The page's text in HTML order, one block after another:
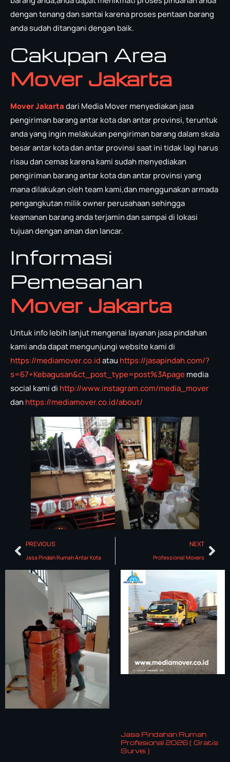
dengan tenang dan santai karena proses pentaan barang
anda sudah ditangani dengan baik.
Cakupan Area
Mover Jakarta
Mover Jakartadari Media Mover menyediakan jasa
pengiriman barang antar kota dan antar provinsi, teruntuk
anda yang ingin melakukan pengiriman barang dalam skala
besar antar kota dan antar provinsi saat ini tidak lagi harus
risau dan cemas karena kami sudah menyediakan
pengiriman barang antar kota dan antar provinsi yang
mana dilakukan oleh team kami,dan menggunakan armada
pengangkutan milik owner perusahaan sehingga
keamanan barang anda terjamin dan sampai di lokasi
tujuan dengan aman dan lancar.
Informasi
Pemesanan
Mover Jakarta
Untuk info lebih lanjut mengenai layanan jasa pindahan
kami anda dapat mengunjungi website kami di
https://mediamover.co.idatau https://jasapindah.com/?
s=67+Kebagusan&ct_post_type=post%3Apagemedia
social kami di http://www.instagram.com/media_mover
danhttps://mediamover.co.id/about/
PREVIOUS
Jasa Pindah Rumah Antar Kota
NEXT
Professional Movers
Jasa Pindahan Rumah
Profesional 2026 ( Gratis
Survei )